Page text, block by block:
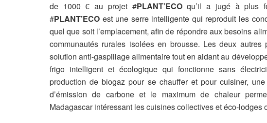
de 1000 € au projet #PLANT’ECOqu’il a jugé à plus
#PLANT’ECO est une serre intelligente qui reproduit les
quel que soit l’emplacement, afin de répondre aux besoins
communautés rurales isolées en brousse. Les deux autres
solution anti-gaspillage alimentaire tout en aidant au
frigo intelligent et écologique qui fonctionne sans
production de biogaz pour se chauffer et pour cuisiner,
d’émission de carbone et le maximum de chaleur
Madagascar intéressant les cuisines collectives et éco-lodges